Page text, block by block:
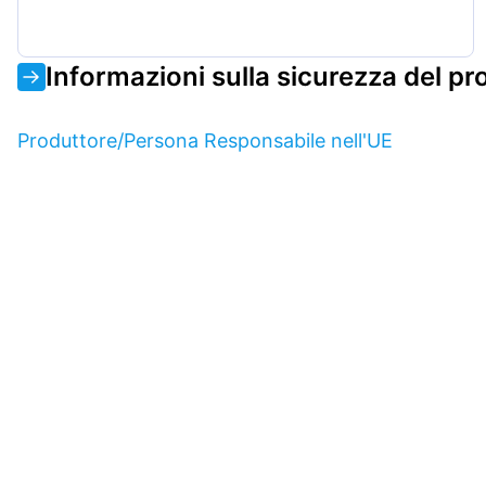
Informazioni sulla sicurezza del
Produttore/Persona Responsabile nell'UE